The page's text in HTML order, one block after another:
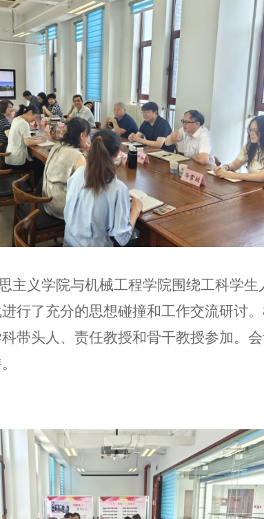
主义学院与机械工程学院围绕工科学
行了充分的思想碰撞和工作交流研讨
带头人、责任教授和骨干教授参加。